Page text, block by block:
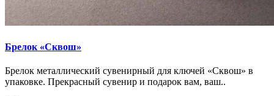
Брелок «Сквош»
Брелок металлический сувенирный для ключей «Сквош» в
упаковке. Прекрасный сувенир и подарок вам, ваш..